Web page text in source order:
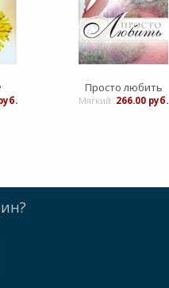
Просто любить
Мягкий: 266.00 руб.